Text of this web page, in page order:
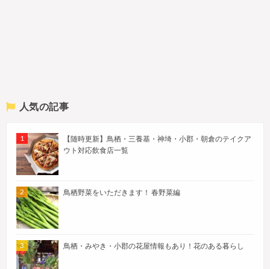
人気の記事
【随時更新】鳥栖・三養基・神埼・小郡・朝倉のテイクア
ウト対応飲食店一覧
鳥栖野菜をいただきます！ 春野菜編
鳥栖・みやき・小郡の花屋情報もあり！花のある暮らし